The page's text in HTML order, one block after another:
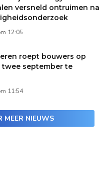
versneld ontruimen na
12:05
roept bouwers op
twee september te
11:54
MEER NIEUWS